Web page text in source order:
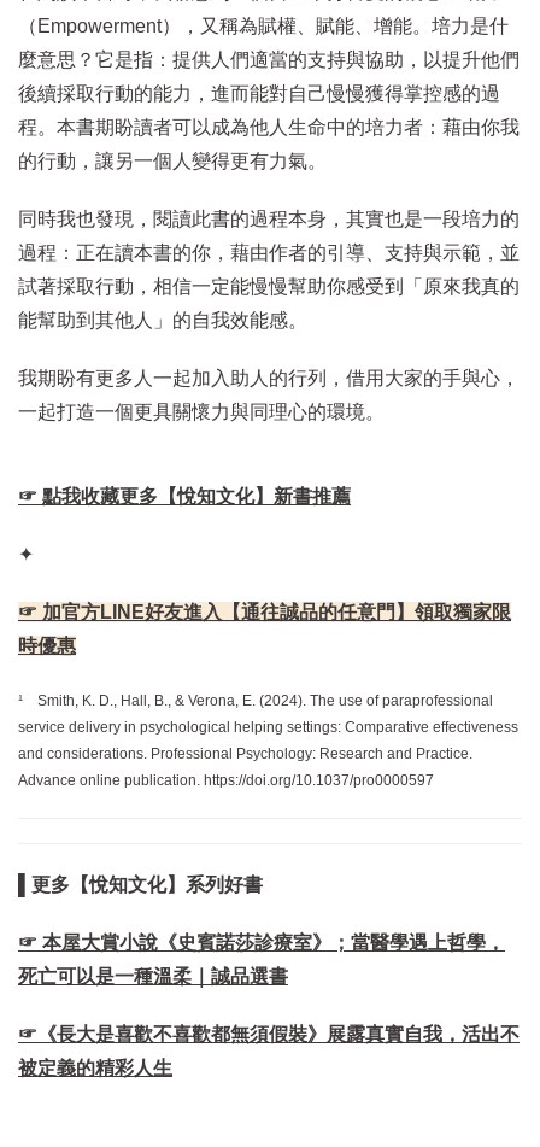
（Empowerment），又稱為賦權、賦能、增能。培力是什
麼意思？它是指：提供人們適當的支持與協助，以提升他們
後續採取行動的能力，進而能對自己慢慢獲得掌控感的過
程。本書期盼讀者可以成為他人生命中的培力者：藉由你我
的行動，讓另一個人變得更有力氣。
同時我也發現，閱讀此書的過程本身，其實也是一段培力的
過程：正在讀本書的你，藉由作者的引導、支持與示範，並
試著採取行動，相信一定能慢慢幫助你感受到「原來我真的
能幫助到其他人」的自我效能感。
我期盼有更多人一起加入助人的行列，借用大家的手與心，
一起打造一個更具關懷力與同理心的環境。
☞ 點我收藏更多【悅知文化】新書推薦
✦
☞ 加官方LINE好友進入【通往誠品的任意門】領取獨家限
時優惠
¹ Smith, K. D., Hall, B., & Verona, E. (2024). The use of paraprofessional
service delivery in psychological helping settings: Comparative effectiveness
and considerations. Professional Psychology: Research and Practice.
Advance online publication. https://doi.org/10.1037/pro0000597
▌更多【悅知文化】系列好書
☞ 本屋大賞小說《史賓諾莎診療室》；當醫學遇上哲學，
死亡可以是一種溫柔｜誠品選書
☞《長大是喜歡不喜歡都無須假裝》展露真實自我，活出不
被定義的精彩人生